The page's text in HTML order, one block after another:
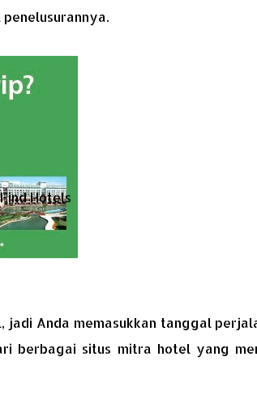
Anda memasukkan tanggal
berbagai situs mitra hotel yang